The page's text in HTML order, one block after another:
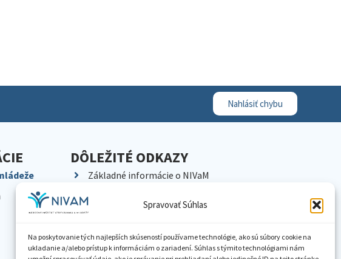
Spravovať Súhlas
Na poskytovanie tých najlepších skúseností používame technológie, ako sú súbory cookie na
ukladanie a/alebo prístup k informáciám o zariadení. Súhlas s týmito technológiami nám
Nahlásiť chybu
DÔLEŽITÉ ODKAZY
Základné informácie o NIVaM
Kariéra
Pracoviská NIVaM